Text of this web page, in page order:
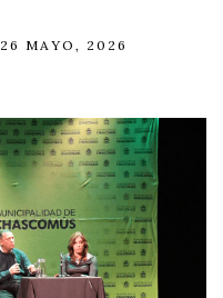
26 MAYO, 2026